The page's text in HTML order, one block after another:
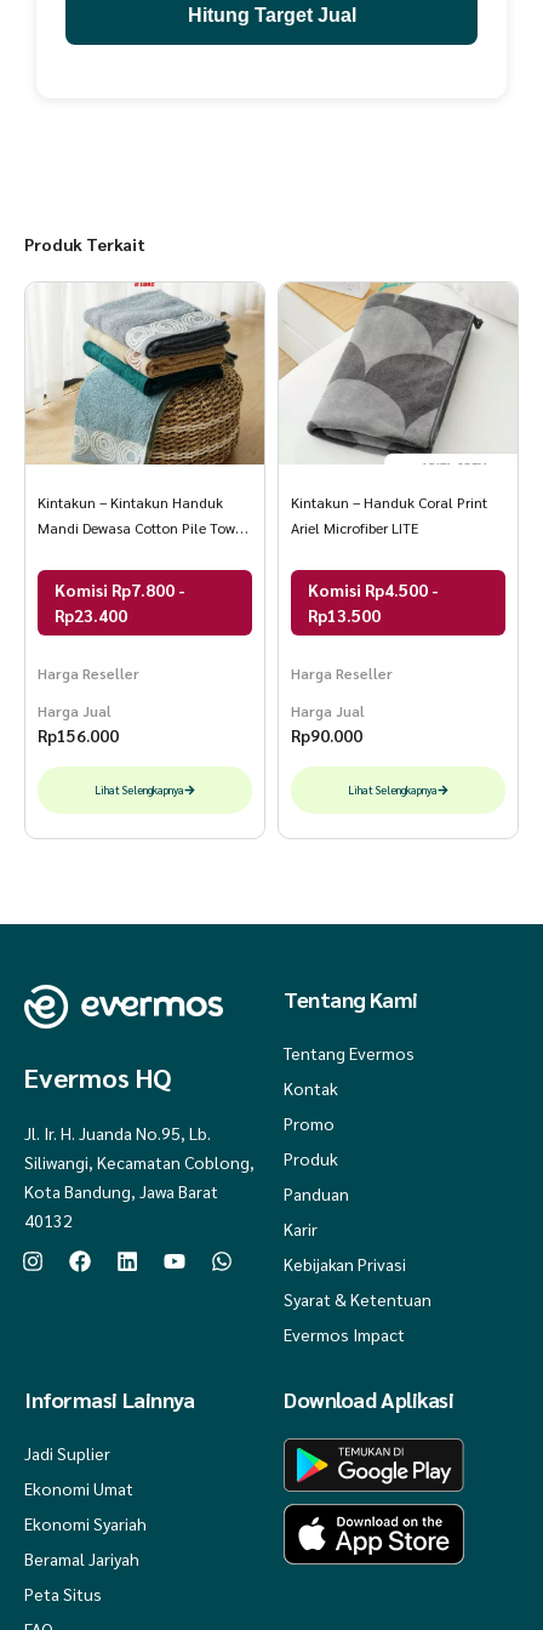
Hitung Target Jual
Produk Terkait
Kintakun – Kintakun Handuk
Mandi Dewasa Cotton Pile Towel
Komisi Rp7.800 -
Rp23.400
Harga Reseller
Harga Jual
Rp156.000
Lihat Selengkapnya
Kintakun – Handuk Coral Print
Ariel Microfiber LITE
Komisi Rp4.500 -
Rp13.500
Harga Reseller
Harga Jual
Rp90.000
Lihat Selengkapnya
Evermos HQ
Jl. Ir. H. Juanda No.95, Lb.
Siliwangi, Kecamatan Coblong,
Kota Bandung, Jawa Barat
40132
Tentang Kami
Tentang Evermos
Kontak
Promo
Produk
Panduan
Karir
Kebijakan Privasi
Syarat & Ketentuan
Evermos Impact
Informasi Lainnya
Jadi Suplier
Ekonomi Umat
Ekonomi Syariah
Beramal Jariyah
Peta Situs
Download Aplikasi